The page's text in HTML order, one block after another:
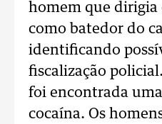
homem que dirigia
como batedor do
identificando
fiscalização
foi encontrada
cocaína. Os